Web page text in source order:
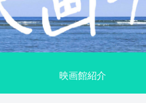
映画館紹介